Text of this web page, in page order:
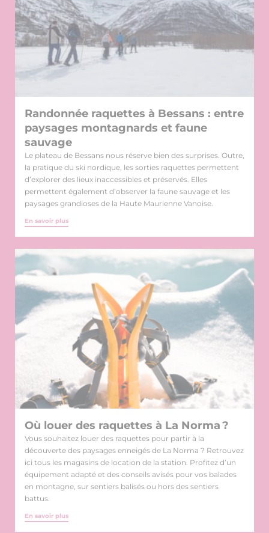
Randonnée raquettes à Bessans : entre
paysages montagnards et faune
sauvage
Le plateau de Bessans nous réserve bien des surprises. Outre,
la pratique du ski nordique, les sorties raquettes permettent
d’explorer des lieux inaccessibles et préservés. Elles
permettent également d’observer la faune sauvage et les
paysages grandioses de la Haute Maurienne Vanoise.
En savoir plus
Où louer des raquettes à La Norma ?
Vous souhaitez louer des raquettes pour partir à la
découverte des paysages enneigés de La Norma ? Retrouvez
ici tous les magasins de location de la station. Profitez d’un
équipement adapté et des conseils avisés pour vos balades
en montagne, sur sentiers balisés ou hors des sentiers
battus.
En savoir plus